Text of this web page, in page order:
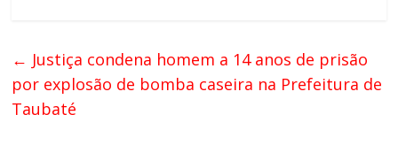
← Justiça condena homem a 14 anos de prisão
por explosão de bomba caseira na Prefeitura de
Taubaté